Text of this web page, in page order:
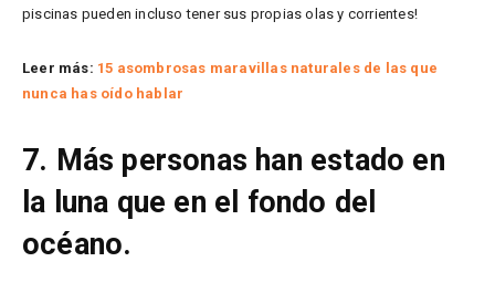
piscinas pueden incluso tener sus propias olas y corrientes!
Leer más: 15 asombrosas maravillas naturales de las que
nunca has oído hablar
7. Más personas han estado en
la luna que en el fondo del
océano.